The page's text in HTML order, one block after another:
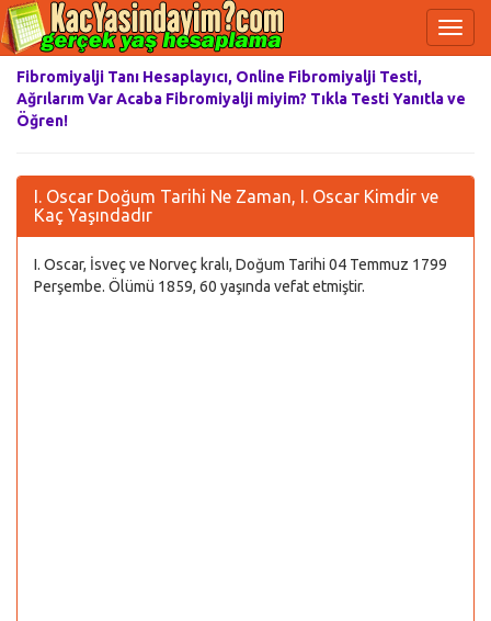
Fibromiyalji Tanı Hesaplayıcı, Online Fibromiyalji Testi,
Ağrılarım Var Acaba Fibromiyalji miyim? Tıkla Testi Yanıtla ve
Öğren!
I. Oscar Doğum Tarihi Ne Zaman, I. Oscar Kimdir ve
Kaç Yaşındadır
I. Oscar, İsveç ve Norveç kralı, Doğum Tarihi 04 Temmuz 1799
Perşembe. Ölümü 1859, 60 yaşında vefat etmiştir.